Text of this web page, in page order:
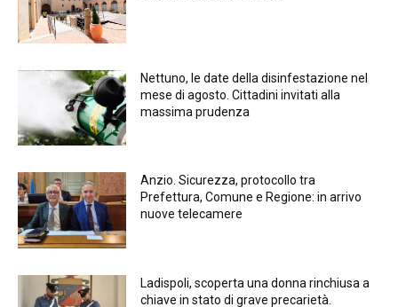
Nettuno, le date della disinfestazione nel
mese di agosto. Cittadini invitati alla
massima prudenza
Anzio. Sicurezza, protocollo tra
Prefettura, Comune e Regione: in arrivo
nuove telecamere
Ladispoli, scoperta una donna rinchiusa a
chiave in stato di grave precarietà.